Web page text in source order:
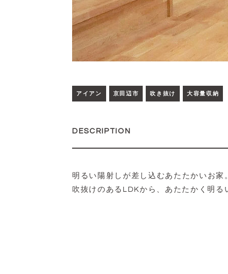
アイアン 京田辺市 吹き抜け 大容量収納
DESCRIPTION
明るい陽射しが差し込むあたたかいお家
吹抜けのあるLDKから、あたたかく明る